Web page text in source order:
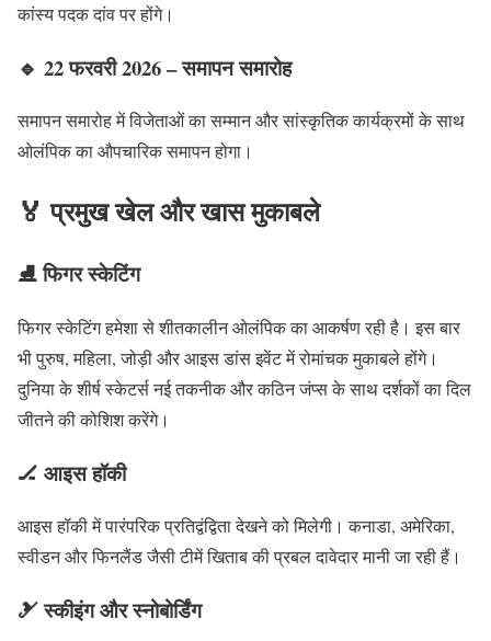
कांस्य पदक दांव पर होंगे।
🔹 22 फरवरी 2026 – समापन समारोह
समापन समारोह में विजेताओं का सम्मान और सांस्कृतिक कार्यक्रमों के साथ
ओलंपिक का औपचारिक समापन होगा।
🏅 प्रमुख खेल और खास मुकाबले
⛸️ फिगर स्केटिंग
फिगर स्केटिंग हमेशा से शीतकालीन ओलंपिक का आकर्षण रही है। इस बार
भी पुरुष, महिला, जोड़ी और आइस डांस इवेंट में रोमांचक मुकाबले होंगे।
दुनिया के शीर्ष स्केटर्स नई तकनीक और कठिन जंप्स के साथ दर्शकों का दिल
जीतने की कोशिश करेंगे।
🏒 आइस हॉकी
आइस हॉकी में पारंपरिक प्रतिद्वंद्विता देखने को मिलेगी। कनाडा, अमेरिका,
स्वीडन और फिनलैंड जैसी टीमें खिताब की प्रबल दावेदार मानी जा रही हैं।
🎿 स्कीइंग और स्नोबोर्डिंग